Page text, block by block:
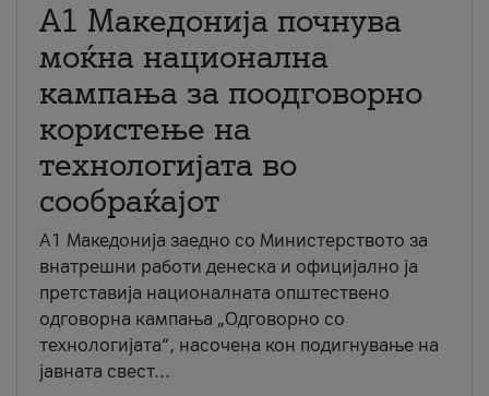
A1 Македонија почнува
моќна национална
кампања за поодговорно
користење на
технологијата во
сообраќајот
A1 Македонија заедно со Министерството за
внатрешни работи денеска и официјално ја
претставија националната општествено
одговорна кампања „Одговорно со
технологијата“, насочена кон подигнување на
јавната свест...